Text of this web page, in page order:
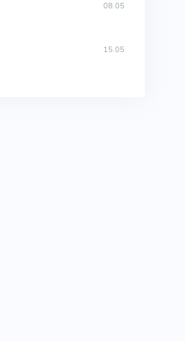
08.05
15.05